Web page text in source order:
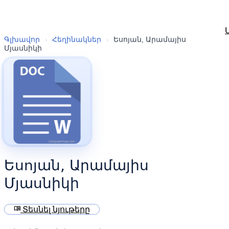
Գլխավոր › Հեղինակներ ›
Եսոյան, Արամայիս
Մյասնիկի
Եսոյան, Արամայիս
Մյասնիկի
menu_book Տեսնել նյութերը